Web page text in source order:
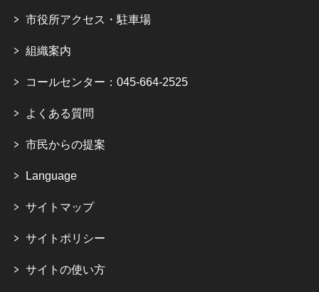
市役所アクセス・駐車場
組織案内
コールセンター：045-664-2525
よくある質問
市民からの提案
Language
サイトマップ
サイトポリシー
サイトの使い方